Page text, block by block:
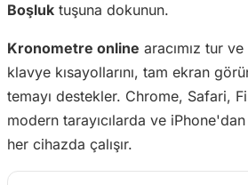
Boşluk tuşuna dokunun.
Kronometre online aracımız tur
klavye kısayollarını, tam ekran
temayı destekler. Chrome, Safari,
modern tarayıcılarda ve
her cihazda çalışır.